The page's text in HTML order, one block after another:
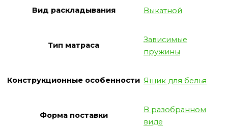
Вид раскладывания Выкатной
Тип матраса
Зависимые
пружины
Конструкционные особенности Ящик для белья
Форма поставки
В разобранном
виде